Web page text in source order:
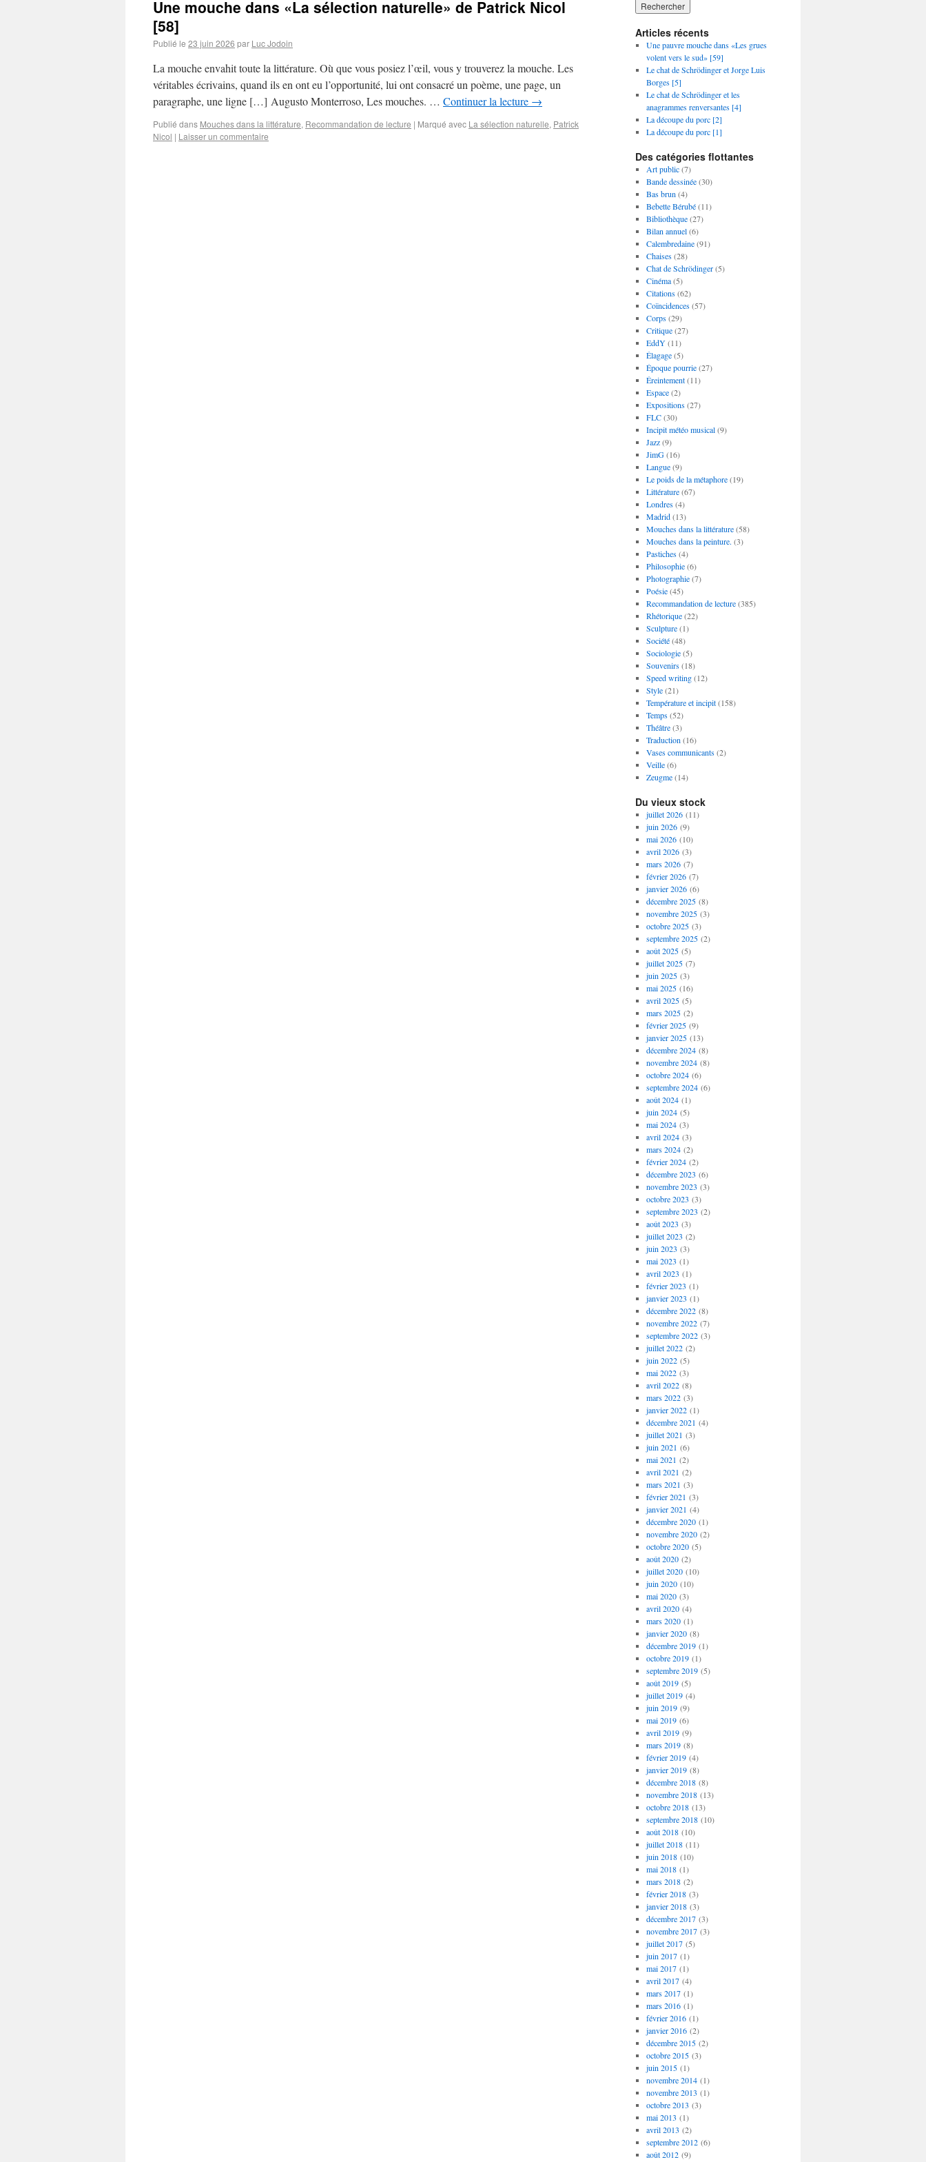
Une mouche dans «La sélection naturelle» de Patrick Nicol
[58]
Publié le 23 juin 2026 par Luc Jodoin
La mouche envahit toute la littérature. Où que vous posiez l’œil, vous y trouverez la mouche. Les
véritables écrivains, quand ils en ont eu l’opportunité, lui ont consacré un poème, une page, un
paragraphe, une ligne […] Augusto Monterroso, Les mouches. … Continuer la lecture →
Publié dans Mouches dans la littérature, Recommandation de lecture | Marqué avec La sélection naturelle, Patrick
Nicol | Laisser un commentaire
Articles récents
Une pauvre mouche dans «Les grues
volent vers le sud» [59]
Le chat de Schrödinger et Jorge Luis
Borges [5]
Le chat de Schrödinger et les
anagrammes renversantes [4]
La découpe du porc [2]
La découpe du porc [1]
Des catégories flottantes
Art public(7)
Bande dessinée(30)
Bas brun (4)
Bebette Bérubé(11)
Bibliothèque(27)
Bilan annuel(6)
Calembredaine(91)
Chaises(28)
Chat de Schrödinger(5)
Cinéma(5)
Citations(62)
Coïncidences(57)
Corps(29)
Critique(27)
EddY(11)
Élagage(5)
Époque pourrie(27)
Éreintement(11)
Espace(2)
Expositions(27)
FLC(30)
Incipit météo musical(9)
Jazz(9)
JimG(16)
Langue(9)
Le poids de la métaphore(19)
Littérature(67)
Londres(4)
Madrid(13)
Mouches dans la littérature(58)
Mouches dans la peinture. (3)
Pastiches(4)
Philosophie(6)
Photographie(7)
Poésie(45)
Recommandation de lecture(385)
Rhétorique(22)
Sculpture(1)
Société(48)
Sociologie(5)
Souvenirs(18)
Speed writing(12)
Style(21)
Température et incipit(158)
Temps(52)
Théâtre(3)
Traduction (16)
Vases communicants(2)
Veille(6)
Zeugme(14)
Du vieux stock
juillet 2026(11)
juin 2026(9)
mai 2026(10)
avril 2026(3)
mars 2026(7)
février 2026(7)
janvier 2026(6)
décembre 2025(8)
novembre 2025(3)
octobre 2025(3)
septembre 2025(2)
août 2025(5)
juillet 2025(7)
juin 2025(3)
mai 2025(16)
avril 2025(5)
mars 2025(2)
février 2025(9)
janvier 2025(13)
décembre 2024(8)
novembre 2024(8)
octobre 2024(6)
septembre 2024(6)
août 2024(1)
juin 2024(5)
mai 2024(3)
avril 2024(3)
mars 2024(2)
février 2024(2)
décembre 2023 (6)
novembre 2023 (3)
octobre 2023 (3)
septembre 2023 (2)
août 2023 (3)
juillet 2023 (2)
juin 2023 (3)
mai 2023 (1)
avril 2023 (1)
février 2023 (1)
janvier 2023 (1)
décembre 2022(8)
novembre 2022(7)
septembre 2022(3)
juillet 2022(2)
juin 2022(5)
mai 2022(3)
avril 2022(8)
mars 2022(3)
janvier 2022(1)
décembre 2021 (4)
juillet 2021 (3)
juin 2021 (6)
mai 2021 (2)
avril 2021 (2)
mars 2021 (3)
février 2021 (3)
janvier 2021 (4)
décembre 2020(1)
novembre 2020(2)
octobre 2020(5)
août 2020(2)
juillet 2020(10)
juin 2020(10)
mai 2020(3)
avril 2020(4)
mars 2020(1)
janvier 2020(8)
décembre 2019(1)
octobre 2019(1)
septembre 2019(5)
août 2019(5)
juillet 2019(4)
juin 2019(9)
mai 2019(6)
avril 2019(9)
mars 2019(8)
février 2019(4)
janvier 2019(8)
décembre 2018(8)
novembre 2018(13)
octobre 2018(13)
septembre 2018(10)
août 2018(10)
juillet 2018(11)
juin 2018(10)
mai 2018(1)
mars 2018(2)
février 2018(3)
janvier 2018(3)
décembre 2017(3)
novembre 2017(3)
juillet 2017(5)
juin 2017(1)
mai 2017(1)
avril 2017(4)
mars 2017(1)
mars 2016(1)
février 2016(1)
janvier 2016(2)
décembre 2015(2)
octobre 2015(3)
juin 2015(1)
novembre 2014(1)
novembre 2013 (1)
octobre 2013 (3)
mai 2013 (1)
avril 2013 (2)
septembre 2012(6)
août 2012(9)